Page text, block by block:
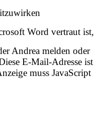
Word vertraut ist,
Andrea melden oder
E-Mail-Adresse ist
muss JavaScript